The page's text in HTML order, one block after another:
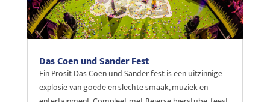
Das Coen und Sander Fest
Ein Prosit Das Coen und Sander fest is een uitzinnige
explosie van goede en slechte smaak, muziek en